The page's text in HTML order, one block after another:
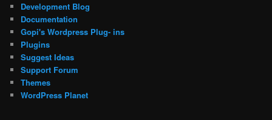
Development Blog
Documentation
Gopi's Wordpress Plug- ins
Plugins
Suggest Ideas
Support Forum
Themes
WordPress Planet